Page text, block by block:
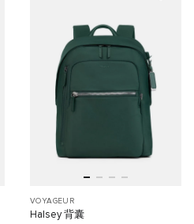
VOYAGEUR
Halsey 背囊